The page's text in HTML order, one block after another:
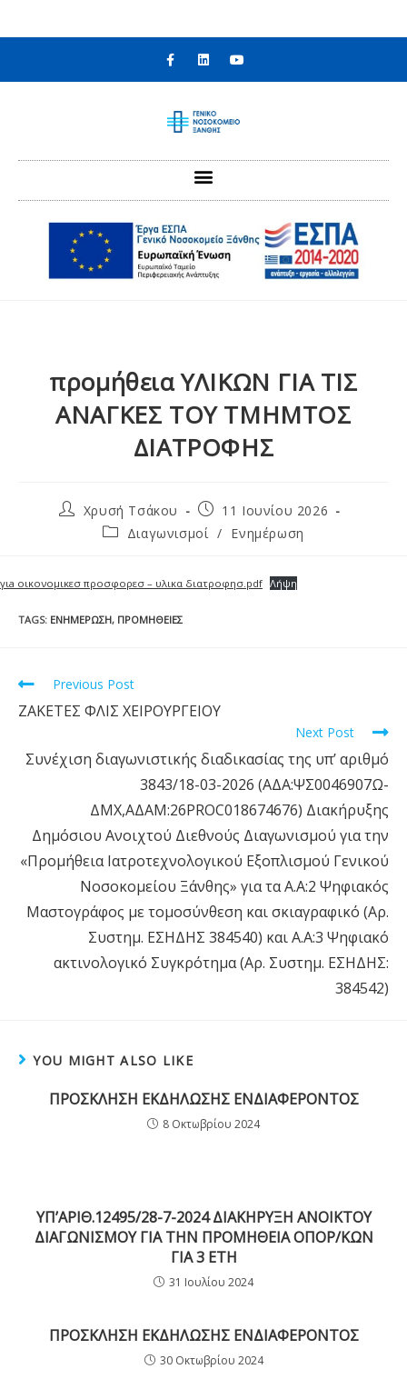
προμήθεια ΥΛΙΚΩΝ ΓΙΑ ΤΙΣ
ΑΝΑΓΚΕΣ ΤΟΥ ΤΜΗΜΤΟΣ
ΔΙΑΤΡΟΦΗΣ
Χρυσή Τσάκου
11 Ιουνίου 2026
Διαγωνισμοί / Ενημέρωση
γιa οικονομικεσ προσφορεσ – υλικα διατροφησ.pdf Λήψη
TAGS: ΕΝΗΜΈΡΩΣΗ, ΠΡΟΜΉΘΕΙΕΣ
Previous Post
ΖΑΚΕΤΕΣ ΦΛΙΣ ΧΕΙΡΟΥΡΓΕΙΟΥ
Next Post
Συνέχιση διαγωνιστικής διαδικασίας της υπ’ αριθμό
3843/18-03-2026 (ΑΔΑ:ΨΣ0046907Ω-
ΔΜΧ,ΑΔΑΜ:26PROC018674676) Διακήρυξης
Δημόσιου Ανοιχτού Διεθνούς Διαγωνισμού για την
«Προμήθεια Ιατροτεχνολογικού Εξοπλισμού Γενικού
Νοσοκομείου Ξάνθης» για τα Α.Α:2 Ψηφιακός
Μαστογράφος με τομοσύνθεση και σκιαγραφικό (Αρ.
Συστημ. ΕΣΗΔΗΣ 384540) και Α.Α:3 Ψηφιακό
ακτινολογικό Συγκρότημα (Αρ. Συστημ. ΕΣΗΔΗΣ:
384542)
YOU MIGHT ALSO LIKE
ΠΡΟΣΚΛΗΣΗ ΕΚΔΗΛΩΣΗΣ ΕΝΔΙΑΦΕΡΟΝΤΟΣ
8 Οκτωβρίου 2024
YΠ’AΡΙΘ.12495/28-7-2024 ΔΙΑΚΗΡΥΞΗ ΑΝΟΙΚΤΟΥ
ΔΙΑΓΩΝΙΣΜΟΥ ΓΙΑ ΤΗΝ ΠΡΟΜΗΘΕΙΑ ΟΠΟΡ/ΚΩΝ
ΓΙΑ 3 ΕΤΗ
31 Ιουλίου 2024
ΠΡΟΣΚΛΗΣΗ ΕΚΔΗΛΩΣΗΣ ΕΝΔΙΑΦΕΡΟΝΤΟΣ
30 Οκτωβρίου 2024